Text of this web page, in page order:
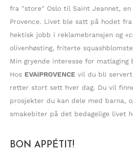
e
r
:
fra "store" Oslo til Saint Jeannet,
Provence. Livet ble satt på hodet
hektisk jobb i reklamebransjen og
olivenhøsting, friterte
Min gryende interesse for matlaging
Hos EVAiPROVENCE vil du bli servert
retter stort sett hver dag. Du vil
prosjekter du kan dele med barna,
smakebiter på det bedagelige livet
BON APPÉTIT!